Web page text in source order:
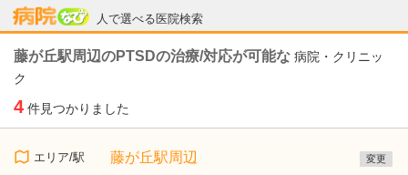
人で選べる医院検索
病院なび
藤が丘駅周辺のPTSDの治療/対応が可能な 病院・クリニッ
ク
4 件見つかりました
エリア/駅 藤が丘駅周辺 変更